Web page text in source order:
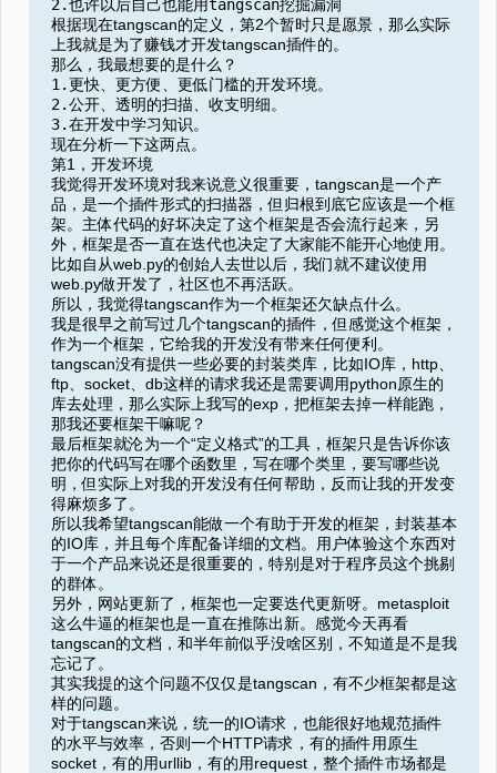
2.也许以后自己也能用tangscan挖掘漏洞
根据现在tangscan的定义，第2个暂时只是愿景，那么实际
上我就是为了赚钱才开发tangscan插件的。
那么，我最想要的是什么？
1.更快、更方便、更低门槛的开发环境。
2.公开、透明的扫描、收支明细。
3.在开发中学习知识。
现在分析一下这两点。
第1，开发环境
我觉得开发环境对我来说意义很重要，tangscan是一个产
品，是一个插件形式的扫描器，但归根到底它应该是一个框
架。主体代码的好坏决定了这个框架是否会流行起来，另
外，框架是否一直在迭代也决定了大家能不能开心地使用。
比如自从web.py的创始人去世以后，我们就不建议使用
web.py做开发了，社区也不再活跃。
所以，我觉得tangscan作为一个框架还欠缺点什么。
我是很早之前写过几个tangscan的插件，但感觉这个框架，
作为一个框架，它给我的开发没有带来任何便利。
tangscan没有提供一些必要的封装类库，比如IO库，http、
ftp、socket、db这样的请求我还是需要调用python原生的
库去处理，那么实际上我写的exp，把框架去掉一样能跑，
那我还要框架干嘛呢？
最后框架就沦为一个“定义格式”的工具，框架只是告诉你该
把你的代码写在哪个函数里，写在哪个类里，要写哪些说
明，但实际上对我的开发没有任何帮助，反而让我的开发变
得麻烦多了。
所以我希望tangscan能做一个有助于开发的框架，封装基本
的IO库，并且每个库配备详细的文档。用户体验这个东西对
于一个产品来说还是很重要的，特别是对于程序员这个挑剔
的群体。
另外，网站更新了，框架也一定要迭代更新呀。metasploit
这么牛逼的框架也是一直在推陈出新。感觉今天再看
tangscan的文档，和半年前似乎没啥区别，不知道是不是我
忘记了。
其实我提的这个问题不仅仅是tangscan，有不少框架都是这
样的问题。
对于tangscan来说，统一的IO请求，也能很好地规范插件
的水平与效率，否则一个HTTP请求，有的插件用原生
socket，有的用urllib，有的用request，整个插件市场都是